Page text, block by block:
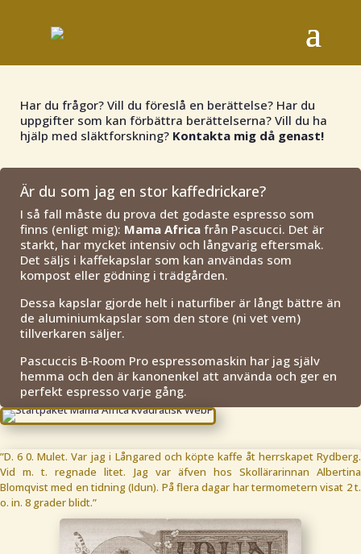
Har du frågor? Vill du föreslå en berättelse? Har du
uppgifter som kan förbättra berättelserna? Vill du ha
hjälp med släktforskning? Kontakta mig då genast!
Är du som jag en stor kaffedrickare?
I så fall måste du prova det godaste espresso som
finns (enligt mig): Mama Africa från Pascucci. Det är
starkt, har mycket intensiv och långvarig eftersmak.
Det säljs i kaffekapslar som kan användas som
kompost eller gödning i trädgården.
Dessa kapslar gjorde helt i naturfiber är långt bättre än
de aluminiumkapslar som den store (ni vet vem)
tillverkaren säljer.
Pascuccis B-Room Pro espressomaskin har jag själv
hemma och den är kanonenkel att använda och ger en
perfekt espresso varje gång.
”D. 6 0. Mulet. Var jag i Långared och köpte kaffe åt herrskapet Rydberg.
Vid m. t. regnade litet. Jag var äfven hos Skollärarinnan Albertina
Blomqvist med en tidning (Idun). På flera dagar har termometern visat 2 t.
o. in. 8 grader blidt.”